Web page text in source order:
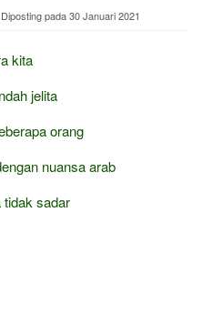
Diposting pada30 Januari 2021
kita
jelita
orang
nuansa arab
tidak sadar